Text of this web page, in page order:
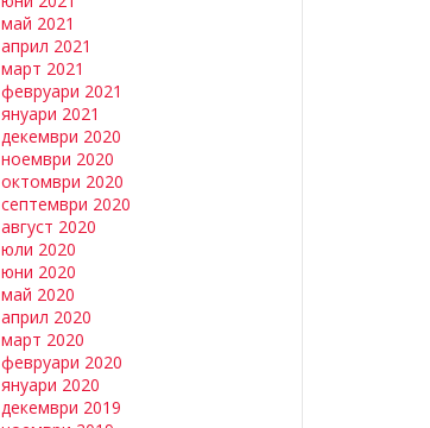
май 2021
април 2021
март 2021
февруари 2021
януари 2021
декември 2020
ноември 2020
октомври 2020
септември 2020
август 2020
юли 2020
юни 2020
май 2020
април 2020
март 2020
февруари 2020
януари 2020
декември 2019